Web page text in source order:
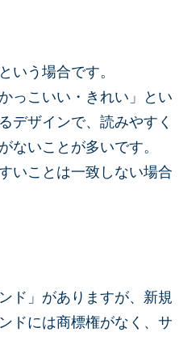
いう場合です。
っこいい・きれい」とい
デザインで、読みやすく
いことが多いです。
いことは一致しない場合
ド」がありますが、新規
ドには商標権がなく、サ